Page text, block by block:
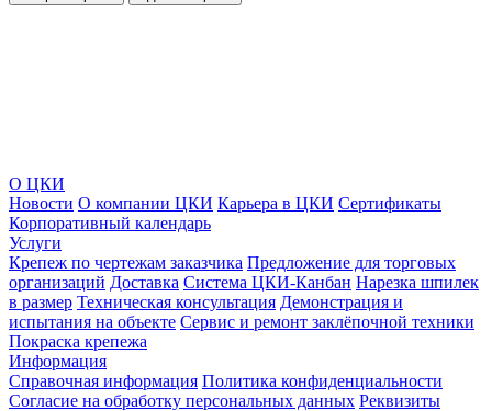
О ЦКИ
Новости О компании ЦКИ Карьера в ЦКИ Сертификаты
Корпоративный календарь
Услуги
Крепеж по чертежам заказчика Предложение для торговых
организаций Доставка Система ЦКИ-Канбан Нарезка шпилек
в размер Техническая консультация Демонстрация и
испытания на объекте Сервис и ремонт заклёпочной техники
Покраска крепежа
Информация
Справочная информация Политика конфиденциальности
Согласие на обработку персональных данных Реквизиты